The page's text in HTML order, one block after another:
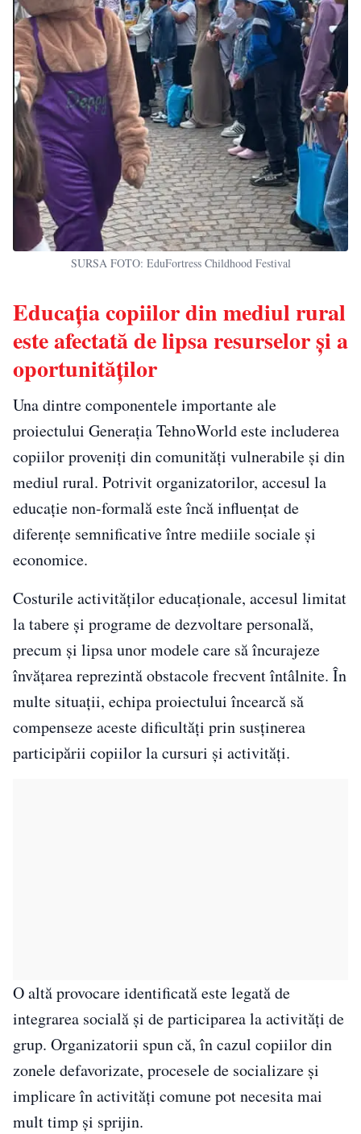
SURSA FOTO: EduFortress Childhood Festival
Educația copiilor din mediul rural
este afectată de lipsa resurselor și a
oportunităților
Una dintre componentele importante ale
proiectului Generația TehnoWorld este includerea
copiilor proveniți din comunități vulnerabile și din
mediul rural. Potrivit organizatorilor, accesul la
educație non-formală este încă influențat de
diferențe semnificative între mediile sociale și
economice.
Costurile activităților educaționale, accesul limitat
la tabere și programe de dezvoltare personală,
precum și lipsa unor modele care să încurajeze
învățarea reprezintă obstacole frecvent întâlnite. În
multe situații, echipa proiectului încearcă să
compenseze aceste dificultăți prin susținerea
participării copiilor la cursuri și activități.
O altă provocare identificată este legată de
integrarea socială și de participarea la activități de
grup. Organizatorii spun că, în cazul copiilor din
zonele defavorizate, procesele de socializare și
implicare în activități comune pot necesita mai
mult timp și sprijin.